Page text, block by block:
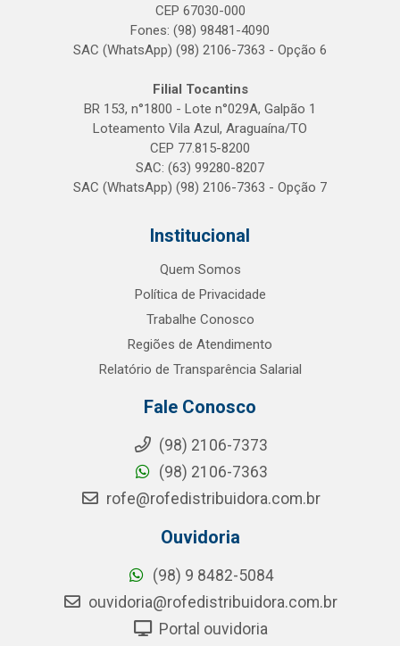
CEP 67030-000
Fones: (98) 98481-4090
SAC (WhatsApp) (98) 2106-7363 - Opção 6
Filial Tocantins
BR 153, n°1800 - Lote n°029A, Galpão 1
Loteamento Vila Azul, Araguaína/TO
CEP 77.815-8200
SAC: (63) 99280-8207
SAC (WhatsApp) (98) 2106-7363 - Opção 7
Institucional
Quem Somos
Política de Privacidade
Trabalhe Conosco
Regiões de Atendimento
Relatório de Transparência Salarial
Fale Conosco
(98) 2106-7373
(98) 2106-7363
rofe@rofedistribuidora.com.br
Ouvidoria
(98) 9 8482-5084
ouvidoria@rofedistribuidora.com.br
Portal ouvidoria